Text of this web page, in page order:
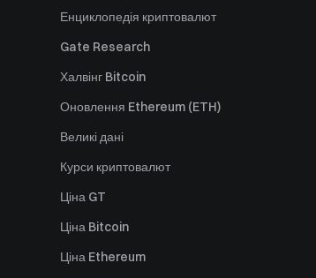
Енциклопедія криптовалют
Gate Research
Халвінг Bitcoin
Оновлення Ethereum (ETH)
Великі дані
Курси криптовалют
Ціна GT
Ціна Bitcoin
Ціна Ethereum